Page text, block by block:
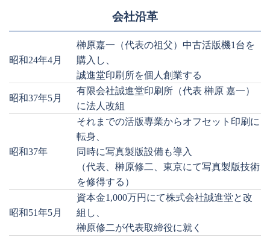
会社沿革
昭和24年4月
榊原嘉一（代表の祖父）中古活版機1台を
購入し、
誠進堂印刷所を個人創業する
昭和37年5月
有限会社誠進堂印刷所（代表 榊原 嘉一）
に法人改組
昭和37年
それまでの活版専業からオフセット印刷に
転身、
同時に写真製版設備も導入
（代表、榊原修二、東京にて写真製版技術
を修得する）
昭和51年5月
資本金1,000万円にて株式会社誠進堂と改
組し、
榊原修二が代表取締役に就く